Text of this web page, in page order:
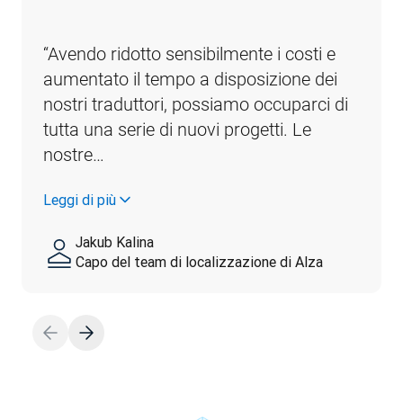
“Avendo ridotto sensibilmente i costi e
aumentato il tempo a disposizione dei
nostri traduttori, possiamo occuparci di
tutta una serie di nuovi progetti. Le
nostre…
Leggi di più
Jakub Kalina
Capo del team di localizzazione di Alza